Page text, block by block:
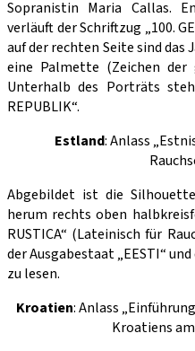
Sopranistin Maria Callas.
verläuft der Schriftzug „100.
auf der rechten Seite sind das
eine Palmette (Zeichen der
Unterhalb des Porträts
REPUBLIK“.
Estland: Anlass
Abgebildet ist die
herum rechts oben
RUSTICA“ (Lateinisch für
der Ausgabestaat „EESTI“
zu lesen.
Kroatien: Anlass
Kroatiens am